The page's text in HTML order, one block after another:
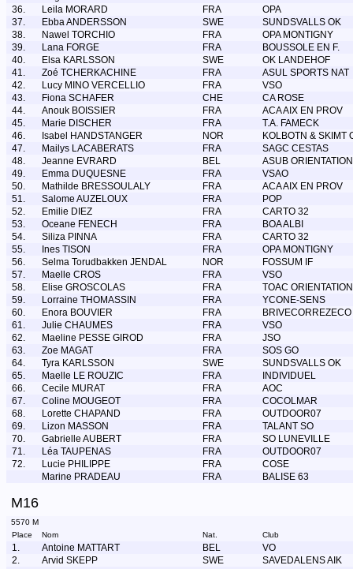
36.
Leila MORARD FRA
OPA
37.
Ebba ANDERSSON SWE
SUNDSVALLS OK
38.
Nawel TORCHIO FRA
OPA MONTIGNY
39.
Lana FORGE FRA
BOUSSOLE EN F.
40.
Elsa KARLSSON SWE
OK LANDEHOF
41.
Zoé TCHERKACHINE FRA
ASUL SPORTS NAT
42.
Lucy MINO VERCELLIO FRA
VSO
43.
Fiona SCHAFER CHE
CA ROSE
44.
Anouk BOISSIER FRA
ACA AIX EN PROV
45.
Marie DISCHER FRA
T.A. FAMECK
46.
Isabel HANDSTANGER NOR
KOLBOTN & SKIMT
47.
Mailys LACABERATS FRA
SAGC CESTAS
48.
Jeanne EVRARD BEL
ASUB
49.
Emma DUQUESNE FRA
VSAO
50.
Mathilde BRESSOULALY FRA
ACA AIX EN PROV
51.
Salome AUZELOUX FRA
POP
52.
Emilie DIEZ FRA
CARTO 32
53.
Oceane FENECH FRA
BOA ALBI
54.
Siliza PINNA FRA
CARTO 32
55.
Ines TISON FRA
OPA MONTIGNY
56.
Selma Torudbakken JENDAL NOR
FOSSUM IF
57.
Maelle CROS FRA
VSO
58.
Elise GROSCOLAS FRA
TOAC ORIENTATION
59.
Lorraine THOMASSIN FRA
YCONE-SENS
60.
Enora BOUVIER FRA
BRIVECORREZECO
61.
Julie CHAUMES FRA
VSO
62.
Maeline PESSE GIROD FRA
JSO
63.
Zoe MAGAT FRA
SOS GO
64.
Tyra KARLSSON SWE
SUNDSVALLS OK
65.
Maelle LE ROUZIC FRA
INDIVIDUEL
66.
Cecile MURAT FRA
AOC
67.
Coline MOUGEOT FRA
COCOLMAR
68.
Lorette CHAPAND FRA
OUTDOOR07
69.
Lizon MASSON FRA
TALANT SO
70.
Gabrielle AUBERT FRA
SO LUNEVILLE
71.
Léa TAUPENAS FRA
OUTDOOR07
72.
Lucie PHILIPPE FRA
COSE
Marine PRADEAU
FRA BALISE 63
M16
5570 M
Place
Nom Nat. Club
1. Antoine MATTART BEL
VO
2.
Arvid SKEPP SWE
SAVEDALENS AIK